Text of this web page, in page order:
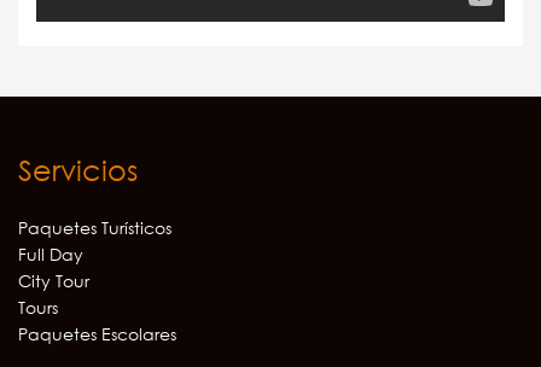
Servicios
Paquetes Turísticos
Full Day
City Tour
Tours
Paquetes Escolares